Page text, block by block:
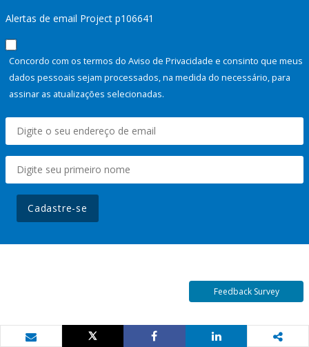
Alertas de email Project p106641
Concordo com os termos do Aviso de Privacidade e consinto que meus
dados pessoais sejam processados, na medida do necessário, para
assinar as atualizações selecionadas.
Cadastre-se
Feedback Survey